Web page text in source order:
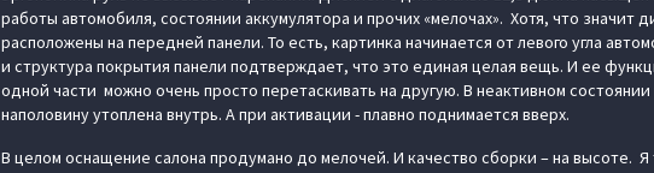
работы автомобиля, состоянии аккумулятора и прочих «мелочах». Хотя, что значит
расположены на передней панели. То есть, картинка начинается от левого угла
и структура покрытия панели подтверждает, что это единая целая вещь. И ее
одной части можно очень просто перетаскивать на другую. В неактивном
наполовину утоплена внутрь. А при активации - плавно поднимается вверх.
В целом оснащение салона продумано до мелочей. И качество сборки – на высоте.